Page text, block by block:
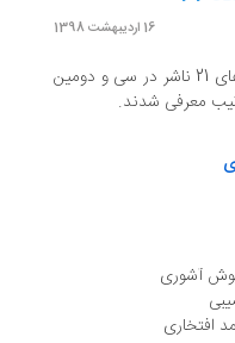
16 اردیبهشت 1398
به گزارش کتاب نیوز، پرفروش‌ترین کتاب‌های‌ 21 ناشر در سی و دومین
معرفی شدند.
آشوری
افتخاری